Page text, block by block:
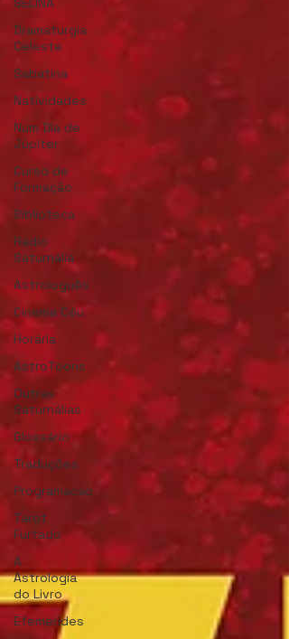
Dramaturgia
Celeste
Sabatina
Natividades
Num Dia de
Júpiter
Curso de
Formação
Biblioteca
Rádio
Saturnália
Astrologuês
Cinema Céu
Horária
AstroToons
Outras
Saturnálias
Glossário
Traduções
Programacao
Tarot
Furtado
A
Astrologia
do Livro
Efemerides